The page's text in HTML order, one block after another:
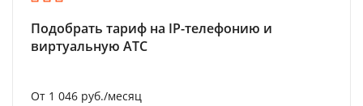
Подобрать тариф на IP-телефонию и
виртуальную АТС
От 1 046 руб./месяц